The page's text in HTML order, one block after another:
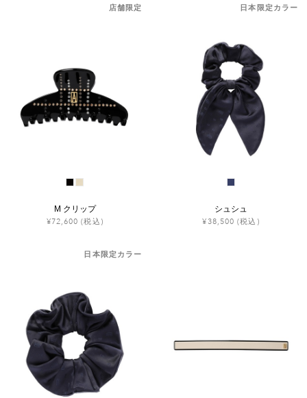
店舗限定
M クリップ
¥72,600 (税込)
日本限定カラー
シュシュ
¥38,500 (税込)
日本限定カラー